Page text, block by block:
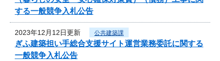
する一般競争入札公告
2023年12月12日更新 公共建築課
ぎふ建築担い手総合支援サイト運営業務委託に関する
一般競争入札公告